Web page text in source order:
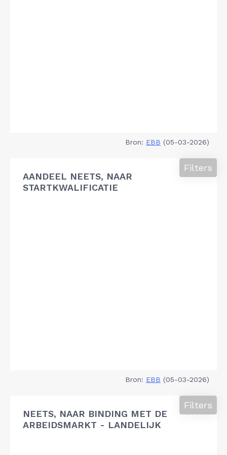
Bron: EBB (05-03-2026)
AANDEEL NEETS, NAAR
STARTKWALIFICATIE
Filters
Bron: EBB (05-03-2026)
NEETS, NAAR BINDING MET DE
ARBEIDSMARKT - LANDELIJK
Filters